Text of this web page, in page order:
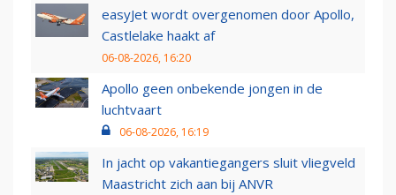
easyJet wordt overgenomen door Apollo,
Castlelake haakt af
06-08-2026, 16:20
Apollo geen onbekende jongen in de
luchtvaart
06-08-2026, 16:19
In jacht op vakantiegangers sluit vliegveld
Maastricht zich aan bij ANVR